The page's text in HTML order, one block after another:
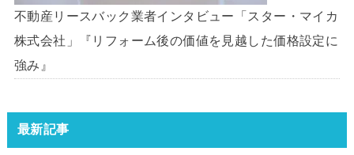
不動産リースバック業者インタビュー「スター・マイカ
株式会社」『リフォーム後の価値を見越した価格設定に
強み』
最新記事